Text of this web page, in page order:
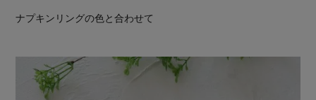
ナプキンリングの色と合わせて